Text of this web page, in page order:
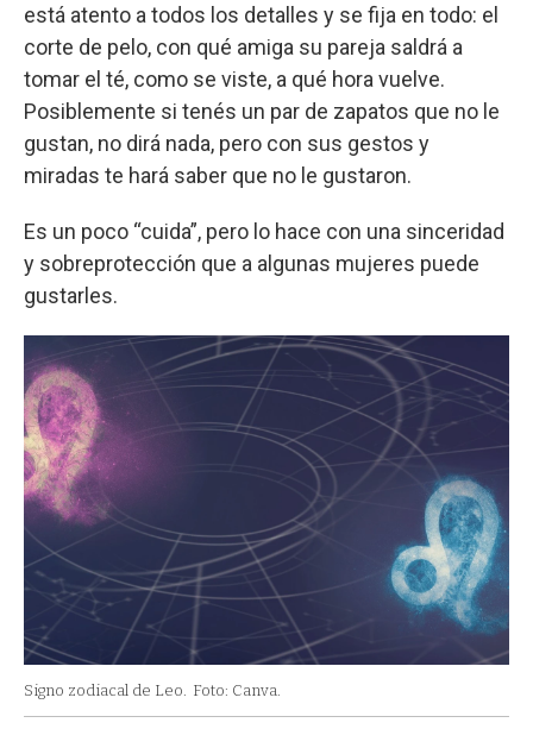
está atento a todos los detalles y se fija en todo: el
corte de pelo, con qué amiga su pareja saldrá a
tomar el té, como se viste, a qué hora vuelve.
Posiblemente si tenés un par de zapatos que no le
gustan, no dirá nada, pero con sus gestos y
miradas te hará saber que no le gustaron.
Es un poco “cuida”, pero lo hace con una sinceridad
y sobreprotección que a algunas mujeres puede
gustarles.
Signo zodiacal de Leo. Foto: Canva.